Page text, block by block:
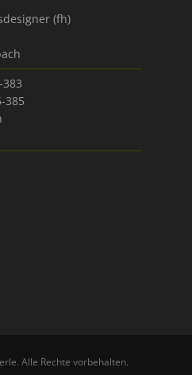
(fh)
385
Alle Rechte vorbehalten.